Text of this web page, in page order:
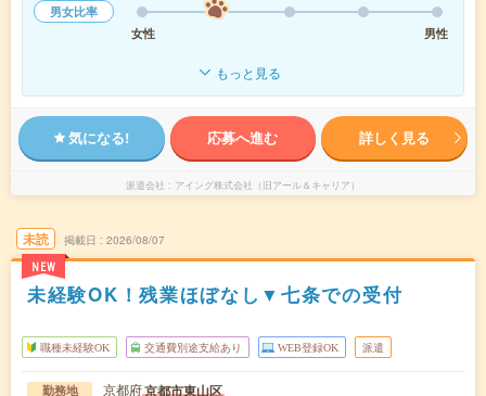
男女比率
女性
男性
もっと見る
気になる! 応募へ進む 詳しく見る
派遣会社 アイング株式会社（旧アール＆キャリア）
未読
NEW
掲載日 2026/08/07
未経験OK！残業ほぼなし▼七条での受付
職種未経験OK 交通費別途支給あり WEB登録OK 派遣
勤務地 京都府京都市東山区